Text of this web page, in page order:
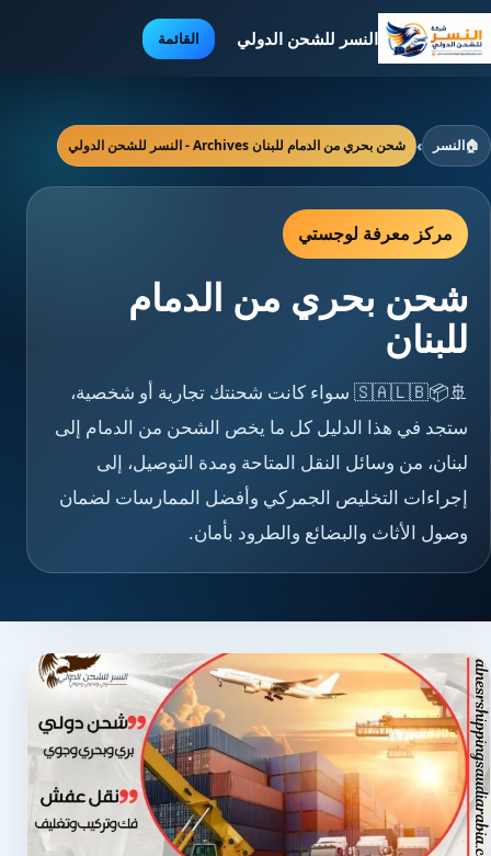
النسر للشحن الدولي القائمة
🏠النسر › شحن بحري من الدمام للبنان Archives - النسر للشحن الدولي
مركز معرفة لوجستي
شحن بحري من الدمام
للبنان
🚢📦🇸🇦🇱🇧 سواء كانت شحنتك تجارية أو شخصية،
ستجد في هذا الدليل كل ما يخص الشحن من الدمام إلى
لبنان، من وسائل النقل المتاحة ومدة التوصيل، إلى
إجراءات التخليص الجمركي وأفضل الممارسات لضمان
وصول الأثاث والبضائع والطرود بأمان.